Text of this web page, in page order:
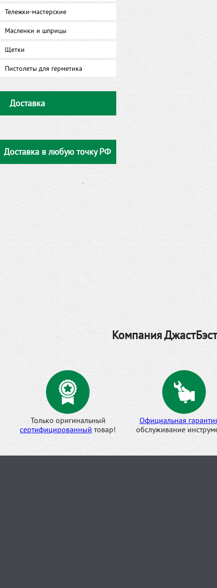
Тележки-мастерские
Масленки и шприцы
Щетки
Пистолеты для герметика
Доставка
Доставка в любую точку РФ
Компания
Только оригинальный
сертифицированный товар!
Официальная
обслуживание